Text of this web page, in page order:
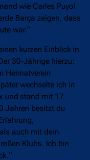
wie Carles Puyol
Barça zeigen, dass
war.“
kurzen Einblick in
30-Jährige hierzu:
Heimatverein
wechselte ich in
und stand mit 17
Jahren besitzt du
auch mit dem
Klubs. Ich bin